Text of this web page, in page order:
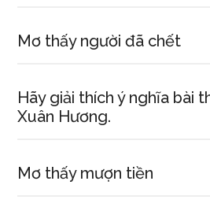
Mơ thấy người đã chết
Hãy giải thích ý nghĩa bài
Xuân Hương.
Mơ thấy mượn tiền